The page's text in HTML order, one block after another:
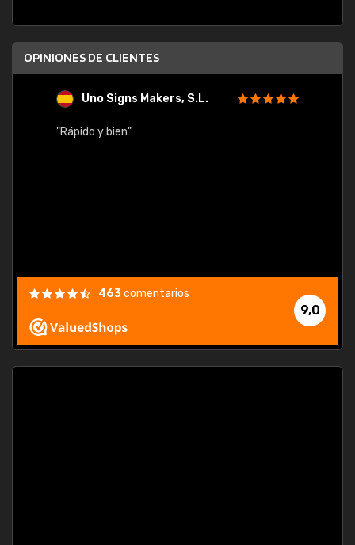
OPINIONES DE CLIENTES
Uno Signs Makers, S.L.
"Rápido y bien"
9,0
463comentarios